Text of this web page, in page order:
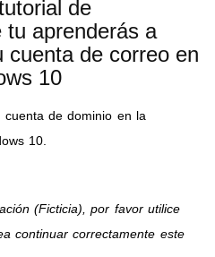
de
tu aprenderás a
cuenta de correo en
10
de dominio en la
10.
(Ficticia), por favor utilice
continuar correctamente este